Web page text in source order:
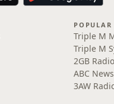
POPULAR
Triple M
Triple M
2GB Radio
ABC
3AW